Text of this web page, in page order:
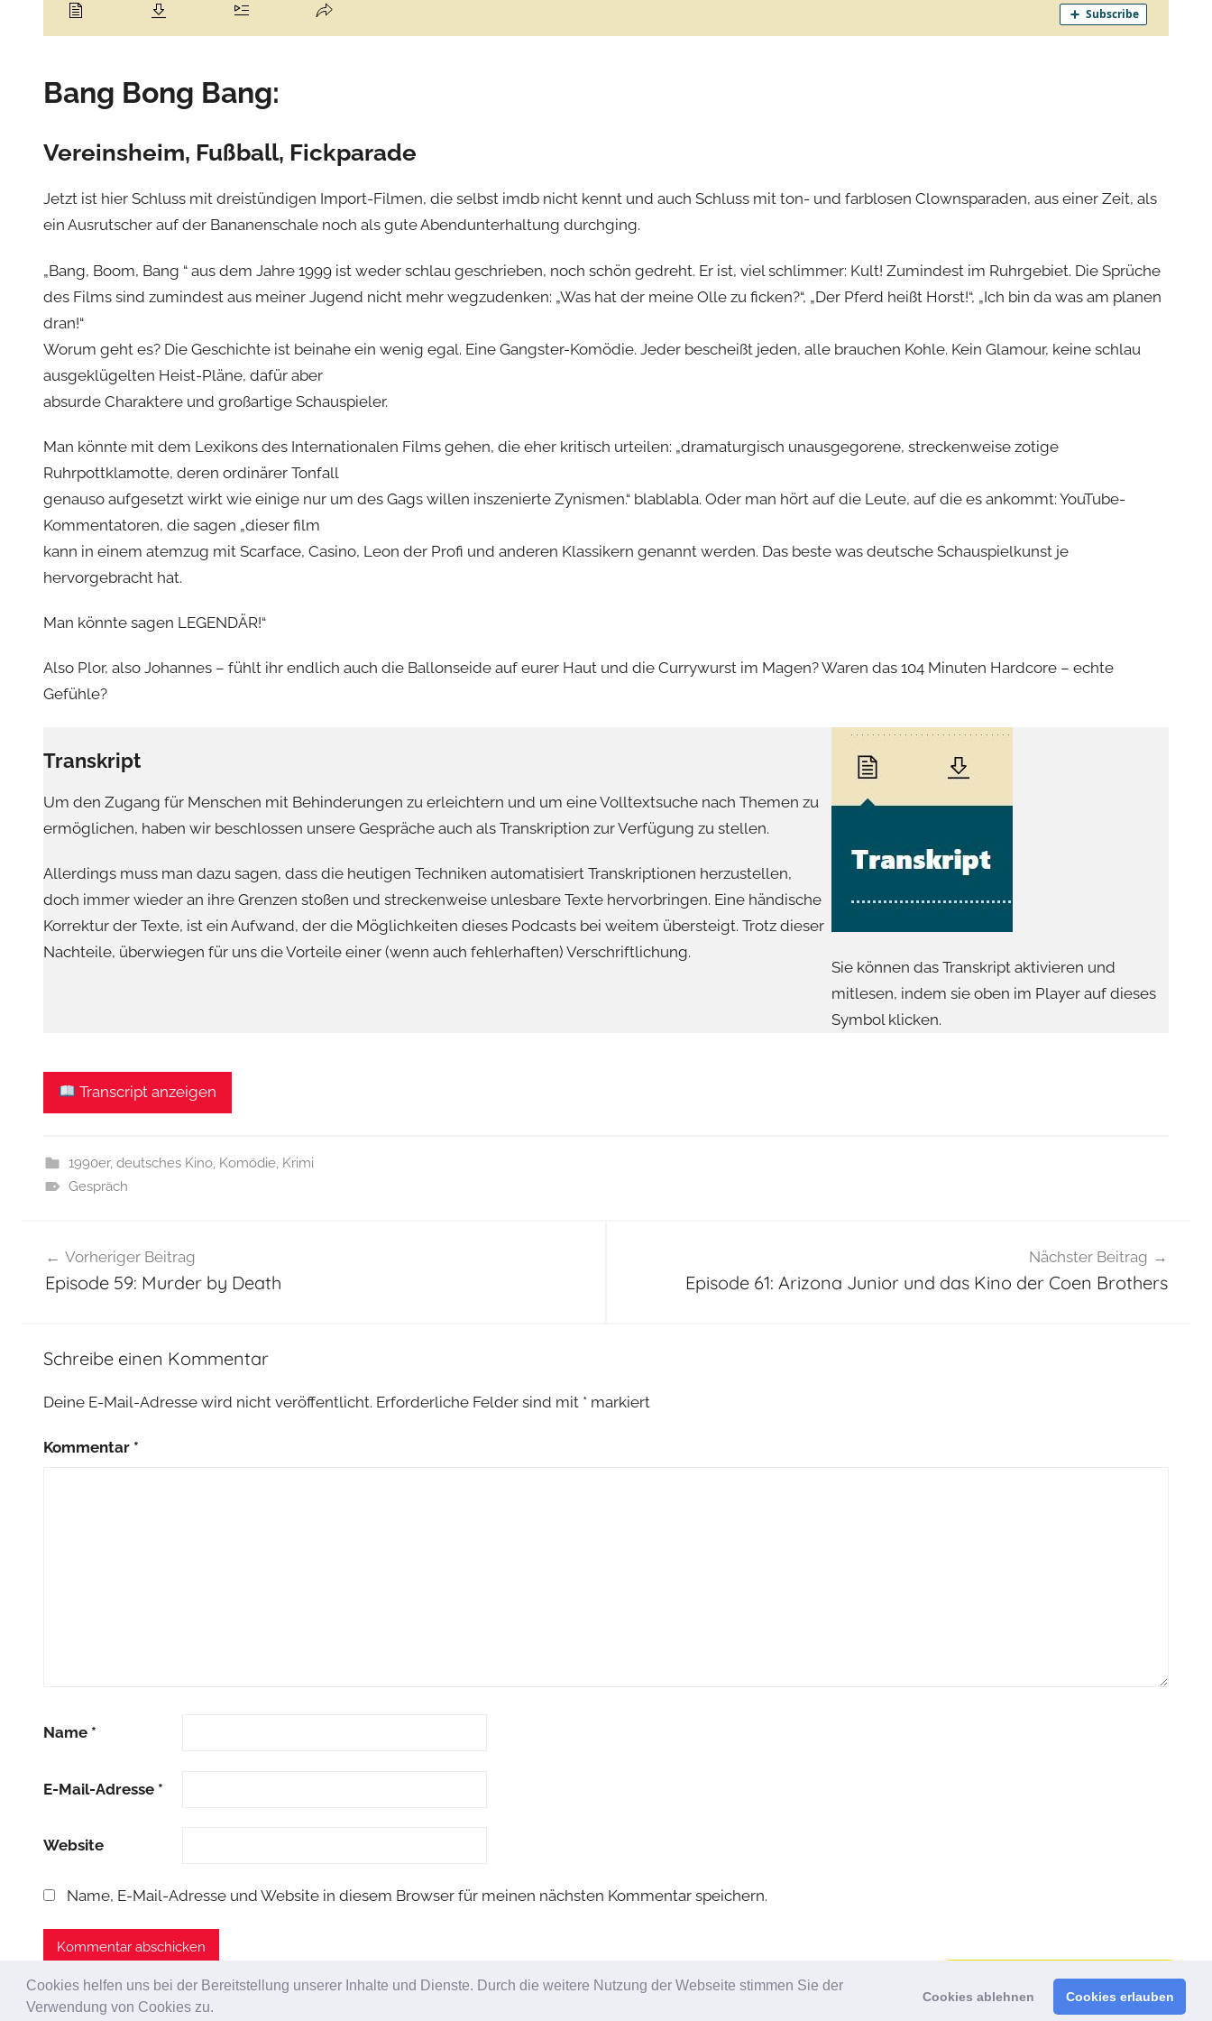
Cookies helfen uns bei der Bereitstellung unserer Inhalte und Dienste. Durch die weitere Nutzung der Webseite stimmen Sie der
Verwendung von Cookies zu.
Cookies ablehnen Cookies erlauben
Gib uns einen Kaffee aus!
Bang Bong Bang:
Vereinsheim, Fußball, Fickparade
Jetzt ist hier Schluss mit dreistündigen Import-Filmen, die selbst imdb nicht kennt und auch Schluss mit ton- und farblosen Clownsparaden, aus einer Zeit, als
ein Ausrutscher auf der Bananenschale noch als gute Abendunterhaltung durchging.
„Bang, Boom, Bang “ aus dem Jahre 1999 ist weder schlau geschrieben, noch schön gedreht. Er ist, viel schlimmer: Kult! Zumindest im Ruhrgebiet. Die Sprüche
des Films sind zumindest aus meiner Jugend nicht mehr wegzudenken: „Was hat der meine Olle zu ficken?“, „Der Pferd heißt Horst!“, „Ich bin da was am planen
dran!“
Worum geht es? Die Geschichte ist beinahe ein wenig egal. Eine Gangster-Komödie. Jeder bescheißt jeden, alle brauchen Kohle. Kein Glamour, keine schlau
ausgeklügelten Heist-Pläne, dafür aber
absurde Charaktere und großartige Schauspieler.
Man könnte mit dem Lexikons des Internationalen Films gehen, die eher kritisch urteilen: „dramaturgisch unausgegorene, streckenweise zotige
Ruhrpottklamotte, deren ordinärer Tonfall
genauso aufgesetzt wirkt wie einige nur um des Gags willen inszenierte Zynismen.“ blablabla. Oder man hört auf die Leute, auf die es ankommt: YouTube-
Kommentatoren, die sagen „dieser film
kann in einem atemzug mit Scarface, Casino, Leon der Profi und anderen Klassikern genannt werden. Das beste was deutsche Schauspielkunst je
hervorgebracht hat.
Man könnte sagen LEGENDÄR!“
Also Plor, also Johannes – fühlt ihr endlich auch die Ballonseide auf eurer Haut und die Currywurst im Magen? Waren das 104 Minuten Hardcore – echte
Gefühle?
Transkript
Um den Zugang für Menschen mit Behinderungen zu erleichtern und um eine Volltextsuche nach Themen zu
ermöglichen, haben wir beschlossen unsere Gespräche auch als Transkription zur Verfügung zu stellen.
Allerdings muss man dazu sagen, dass die heutigen Techniken automatisiert Transkriptionen herzustellen,
doch immer wieder an ihre Grenzen stoßen und streckenweise unlesbare Texte hervorbringen. Eine händische
Korrektur der Texte, ist ein Aufwand, der die Möglichkeiten dieses Podcasts bei weitem übersteigt. Trotz dieser
Nachteile, überwiegen für uns die Vorteile einer (wenn auch fehlerhaften) Verschriftlichung.
Sie können das Transkript aktivieren und
mitlesen, indem sie oben im Player auf dieses
Symbol klicken.
Transcript anzeigen
1990er, deutsches Kino, Komödie, Krimi
Gespräch
Vorheriger Beitrag
Episode 59: Murder by Death
Nächster Beitrag
Episode 61: Arizona Junior und das Kino der Coen Brothers
Schreibe einen Kommentar
Deine E-Mail-Adresse wird nicht veröffentlicht. Erforderliche Felder sind mit * markiert
Kommentar *
Name *
E-Mail-Adresse *
Website
Name, E-Mail-Adresse und Website in diesem Browser für meinen nächsten Kommentar speichern.